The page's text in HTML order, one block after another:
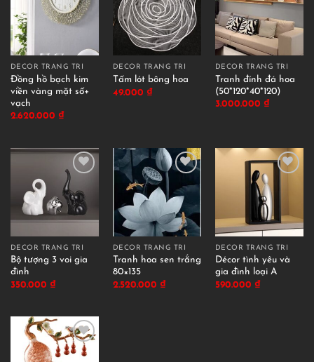
DECOR TRANG TRÍ
Đồng hồ bạch kim
viền vàng mặt số+
vạch
2.620.000 ₫
DECOR TRANG TRÍ
Tấm lót bông hoa
49.000 ₫
DECOR TRANG TRÍ
Tranh đính đá hoa
(50*120*40*120)
3.000.000 ₫
DECOR TRANG TRÍ
Bộ tượng 3 voi gia
đình
350.000 ₫
DECOR TRANG TRÍ
Tranh hoa sen trắng
80×135
2.520.000 ₫
DECOR TRANG TRÍ
Décor tình yêu và
gia đình loại A
590.000 ₫